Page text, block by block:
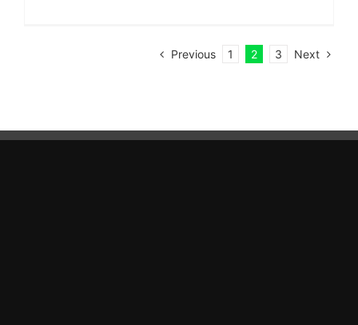
Previous 1 2 3 Next